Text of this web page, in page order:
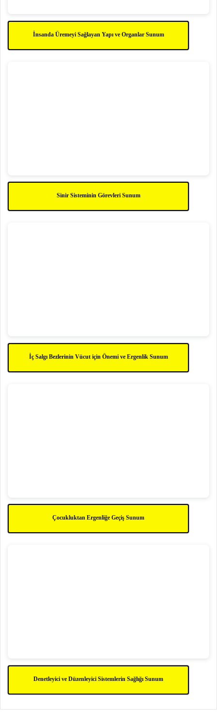
İnsanda Üremeyi Sağlayan Yapı ve Organlar Sunum
Sinir Sisteminin Görevleri Sunum
İç Salgı Bezlerinin Vücut için Önemi ve Ergenlik Sunum
Çocukluktan Ergenliğe Geçiş Sunum
Denetleyici ve Düzenleyici Sistemlerin Sağlığı Sunum